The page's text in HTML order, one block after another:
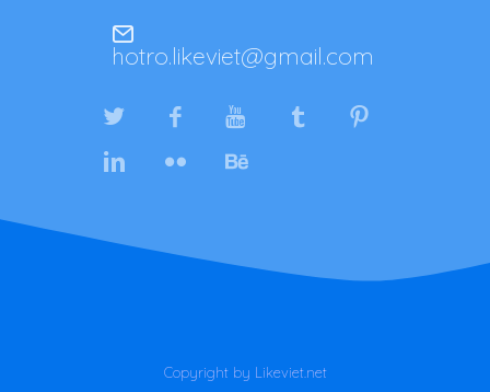
hotro.likeviet@gmail.com
Copyright by Likeviet.net